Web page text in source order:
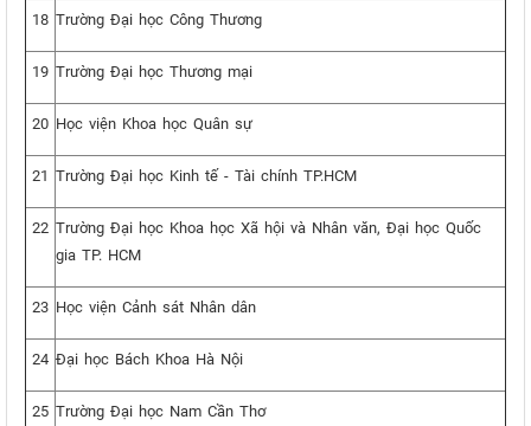
18 Trường Đại học Công Thương
19 Trường Đại học Thương mại
20 Học viện Khoa học Quân sự
21 Trường Đại học Kinh tế - Tài chính TP.HCM
22 Trường Đại học Khoa học Xã hội và Nhân văn, Đại học Quốc
gia TP. HCM
23 Học viện Cảnh sát Nhân dân
24 Đại học Bách Khoa Hà Nội
25 Trường Đại học Nam Cần Thơ